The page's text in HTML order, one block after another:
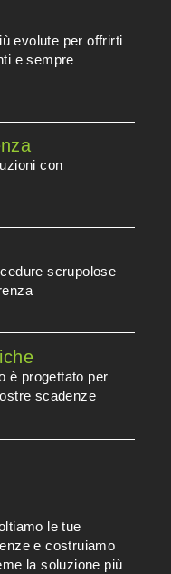
evolute per offrirti
e sempre
con
scrupolose
è progettato per
scadenze
le tue
e costruiamo
la soluzione più